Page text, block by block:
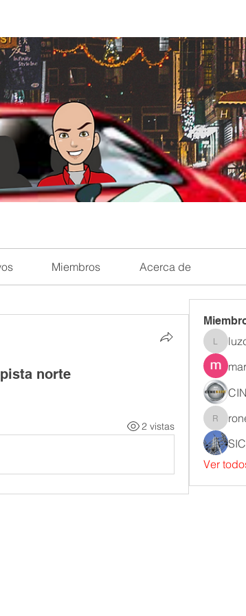
Miembros Acerca de
norte
2 vistas
Ver